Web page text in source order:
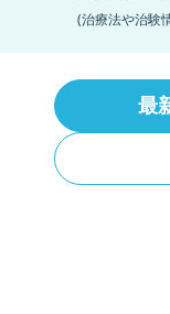
(治療法や治験
最